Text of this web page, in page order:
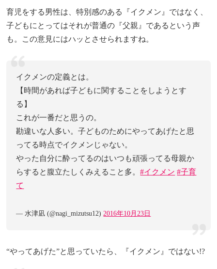
育児をする男性は、特別感のある『イクメン』ではなく、
子どもにとってはそれが普通の『父親』であるという声
も。この意見にはハッとさせられますね。
イクメンの定義とは。
【時間があれば子どもに関することをしようとす
る】
これが一番だと思うの。
勘違いな人多い。子どものためにやってあげたと思
ってる時点でイクメンじゃない。
やった自分に酔ってるのはいつも頑張ってる母親か
らすると腹立たしくみえること多。#イクメン #子育
て
— 水津凪 (@nagi_mizutsu12)2016年10月23日
“やってあげた”と思っていたら、『イクメン』ではない!?